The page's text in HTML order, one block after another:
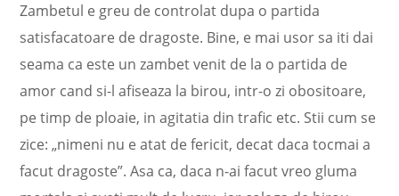
Zambetul e greu de controlat dupa o partida
satisfacatoare de dragoste. Bine, e mai usor sa iti dai
seama ca este un zambet venit de la o partida de
amor cand si-l afiseaza la birou, intr-o zi obositoare,
pe timp de ploaie, in agitatia din trafic etc. Stii cum se
zice: „nimeni nu e atat de fericit, decat daca tocmai a
facut dragoste”. Asa ca, daca n-ai facut vreo gluma